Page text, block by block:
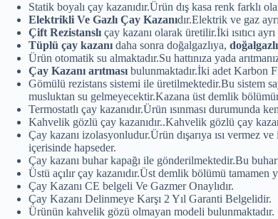
Statik boyalı çay kazanıdır.Ürün dış kasa renk farklı
Elektrikli Ve Gazlı Çay Kazanıdır.Elektrik ve gaz
Çift Rezistanslı çay kazanı olarak üretilir.İki ısıtıcı
Tüplü çay kazanı daha sonra doğalgazlıya,
Ürün otomatik su almaktadır.Su hattınıza yada
Çay Kazanı arıtması bulunmaktadır.İki adet Karbon
Gömülü rezistans sistemi ile üretilmektedir.Bu sistem
musluktan su gelmeyecektir.Kazana üst demlik
Termostatlı çay kazanıdır.Ürün ısınması durumunda
Kahvelik gözlü çay kazanıdır..Kahvelik gözlü çay
Çay kazanı izolasyonludur.Ürün dışarıya ısı vermez
içerisinde hapseder.
Çay kazanı buhar kapağı ile gönderilmektedir.Bu buhar
Üstü açılır çay kazanıdır.Üst demlik bölümü tamamen
Çay Kazanı CE belgeli Ve Gazmer Onaylıdır.
Çay Kazanı Delinmeye Karşı 2 Yıl Garanti Belgelidir.
Ürünün kahvelik gözü olmayan modeli bulunmaktadır.